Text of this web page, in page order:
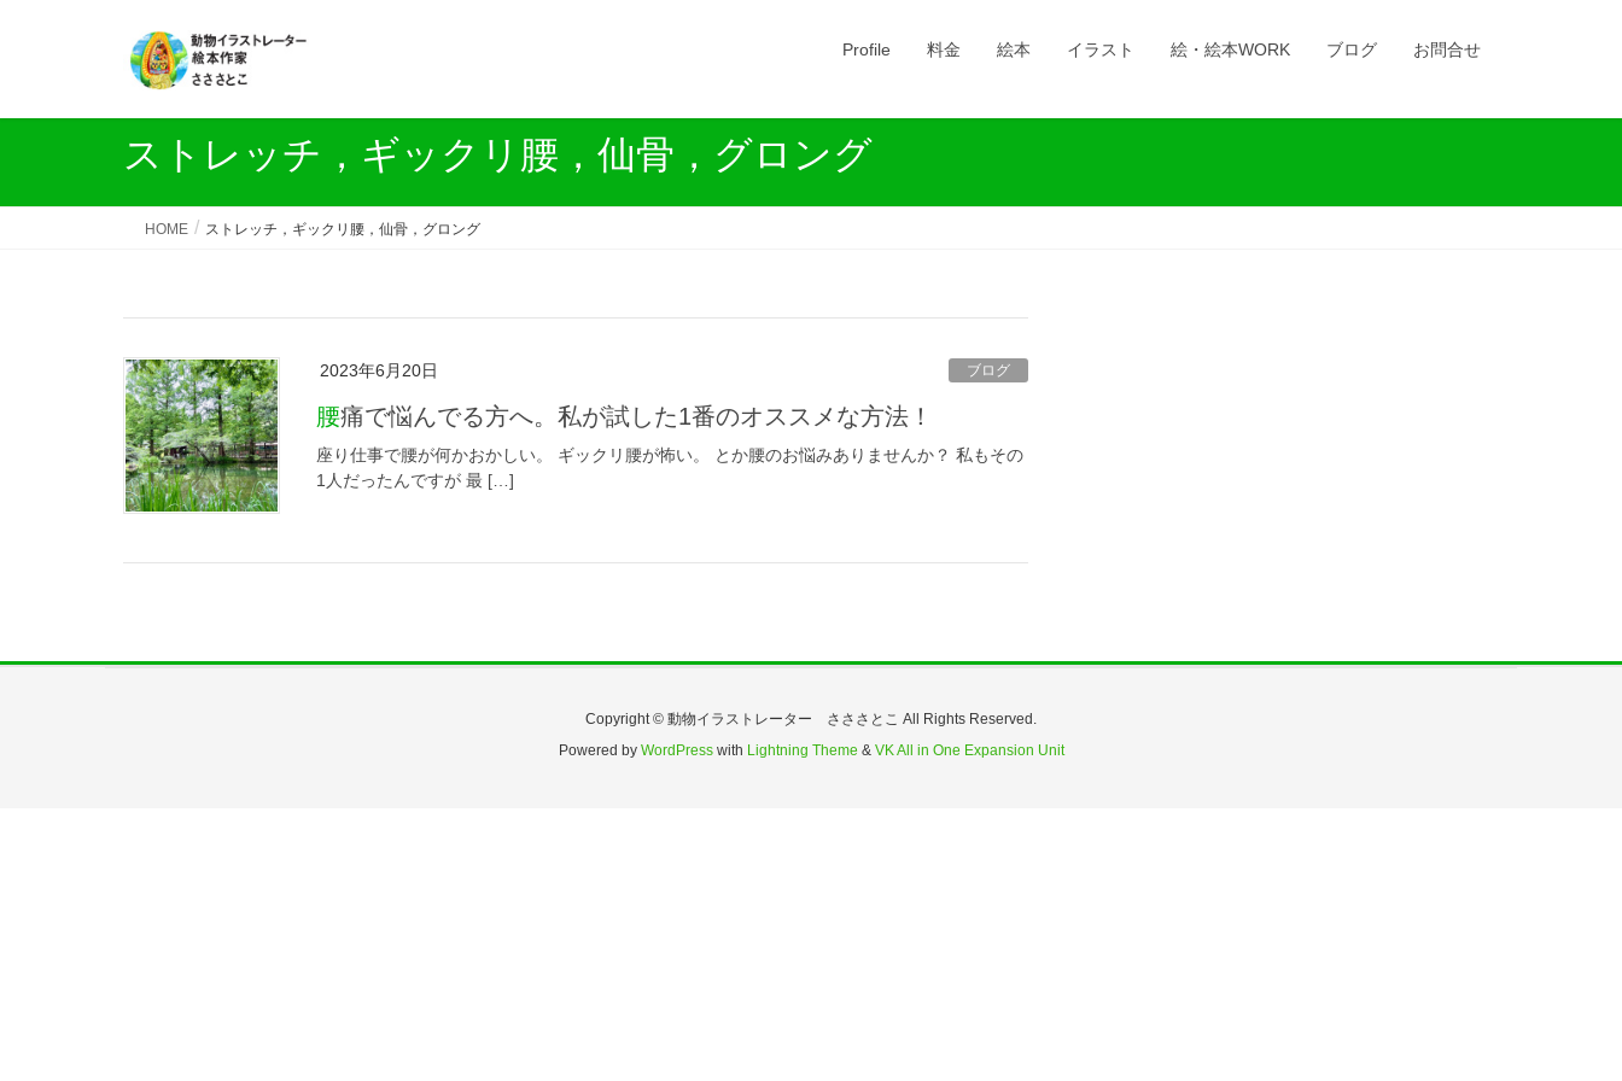
Profile 料金 絵本 イラスト 絵・絵本WORK ブログ お問合せ
ストレッチ，ギックリ腰，仙骨，グロング
HOME ストレッチ，ギックリ腰，仙骨，グロング
2023年6月20日 ブログ
腰痛で悩んでる方へ。私が試した1番のオススメな方法！
座り仕事で腰が何かおかしい。 ギックリ腰が怖い。 とか腰のお悩みありませんか？ 私もその
1人だったんですが 最 […]
Copyright © 動物イラストレーター さささとこ All Rights Reserved.
Powered by WordPresswith Lightning Theme & VK All in One Expansion Unit